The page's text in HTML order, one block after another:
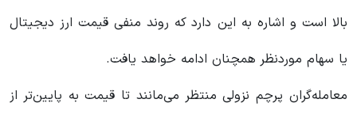
بالا است و اشاره به این دارد که روند منفی قیمت ارز دیجیتال
یا سهام موردنظر همچنان ادامه خواهد یافت.
معامله‌گران پرچم نزولی منتظر می‌مانند تا قیمت به پایین‌تر از